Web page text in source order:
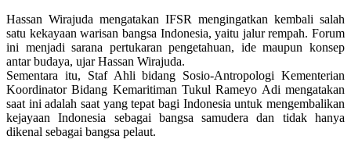
Hassan Wirajuda mengatakan IFSR mengingatkan kembali salah
satu kekayaan warisan bangsa Indonesia, yaitu jalur rempah. Forum
ini menjadi sarana pertukaran pengetahuan, ide maupun konsep
antar budaya, ujar Hassan Wirajuda.
Sementara itu, Staf Ahli bidang Sosio-Antropologi Kementerian
Koordinator Bidang Kemaritiman Tukul Rameyo Adi mengatakan
saat ini adalah saat yang tepat bagi Indonesia untuk mengembalikan
kejayaan Indonesia sebagai bangsa samudera dan tidak hanya
dikenal sebagai bangsa pelaut.